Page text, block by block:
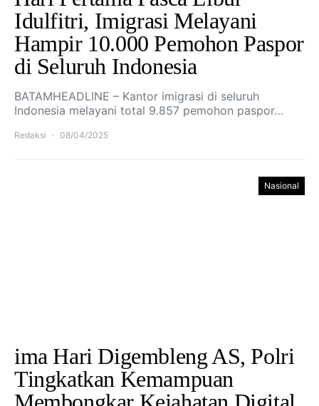
Idulfitri, Imigrasi Melayani
Hampir 10.000 Pemohon Paspor
di Seluruh Indonesia
BATAMHEADLINE – Kantor imigrasi di seluruh
Indonesia melayani total 9.857 pemohon paspor…
Redaksi 08/04/2025
Nasional
ima Hari Digembleng AS, Polri
Tingkatkan Kemampuan